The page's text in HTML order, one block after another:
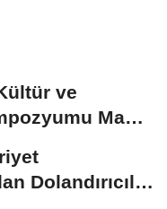
ve
Mayıs
Dolandırıcılık